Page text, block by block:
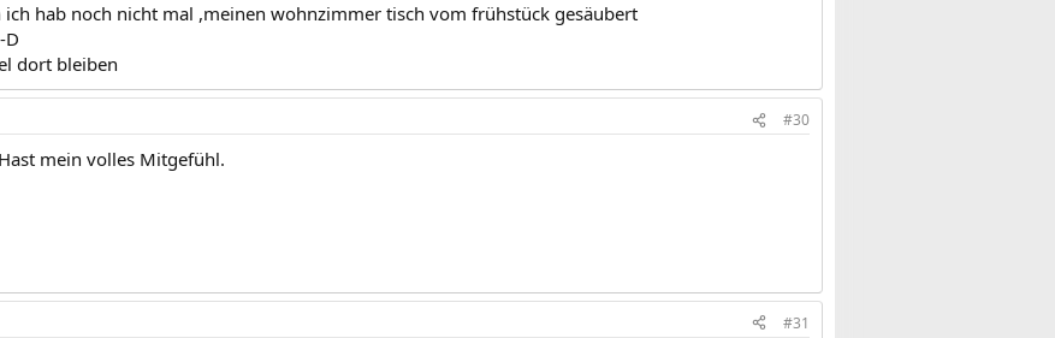
ich hab noch nicht mal ,meinen wohnzimmer tisch vom frühstück gesäubert
D
dort bleiben
#30
mein volles Mitgefühl.
#31